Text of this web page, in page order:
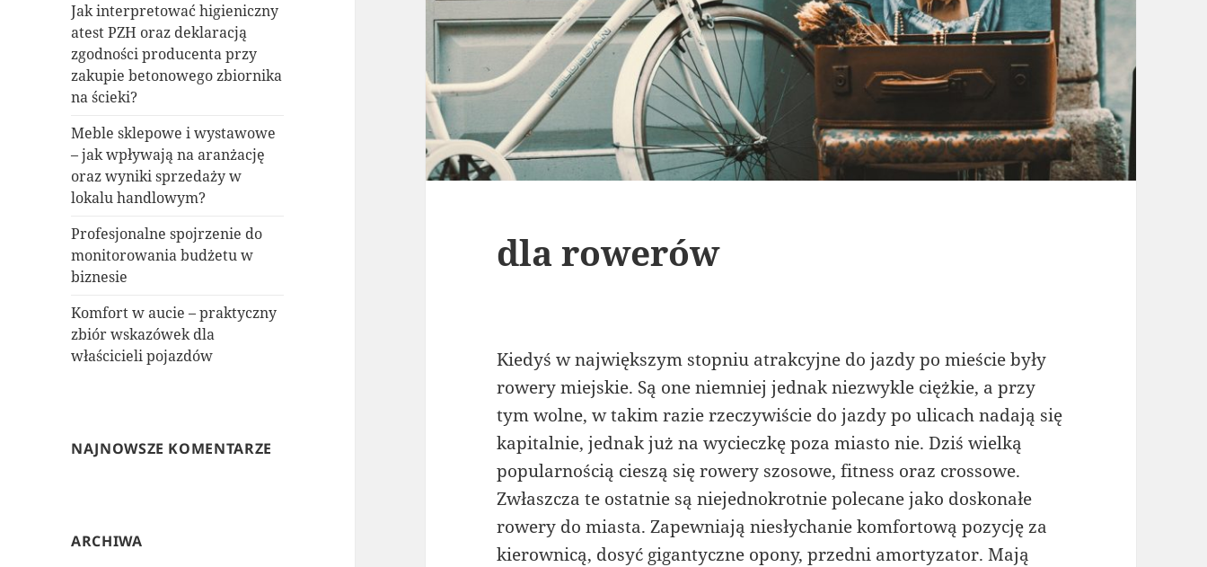
Jak interpretować higieniczny
atest PZH oraz deklaracją
zgodności producenta przy
zakupie betonowego zbiornika
na ścieki?
Meble sklepowe i wystawowe
– jak wpływają na aranżację
oraz wyniki sprzedaży w
lokalu handlowym?
Profesjonalne spojrzenie do
monitorowania budżetu w
biznesie
Komfort w aucie – praktyczny
zbiór wskazówek dla
właścicieli pojazdów
NAJNOWSZE KOMENTARZE
ARCHIWA
dla rowerów
Kiedyś w największym stopniu atrakcyjne do jazdy po mieście były
rowery miejskie. Są one niemniej jednak niezwykle ciężkie, a przy
tym wolne, w takim razie rzeczywiście do jazdy po ulicach nadają się
kapitalnie, jednak już na wycieczkę poza miasto nie. Dziś wielką
popularnością cieszą się rowery szosowe, fitness oraz crossowe.
Zwłaszcza te ostatnie są niejednokrotnie polecane jako doskonałe
rowery do miasta. Zapewniają niesłychanie komfortową pozycję za
kierownicą, dosyć gigantyczne opony, przedni amortyzator. Mają